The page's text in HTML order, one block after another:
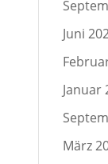
Juni
Januar
März